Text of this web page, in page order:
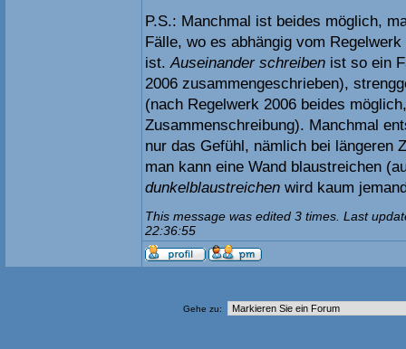
P.S.: Manchmal ist beides möglich,
Fälle, wo es abhängig vom
ist.Auseinander schreiben ist so ein
2006 zusammengeschrieben),
(nach Regelwerk 2006 beides
Zusammenschreibung). Manchmal
nur das Gefühl, nämlich bei längeren
man kann eine Wand blaustreichen
dunkelblaustreichen wird kaum
This message was edited 3 times. Last
22:36:55
Gehe zu: